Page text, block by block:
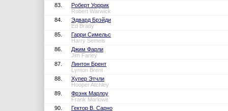
83.
Роберт Уоррик
Robert Warwick
84.
Эдвард Брэйди
Ed Brady
85.
Гарри Симельс
Harry Semels
86.
Джим Фарли
Jim Farley
87.
Линтон Брент
Lynton Brent
88.
Хупер Этчли
Hooper Atchley
89.
Фрэнк Марлоу
Frank Marlowe
90.
Гектор В. Сарно